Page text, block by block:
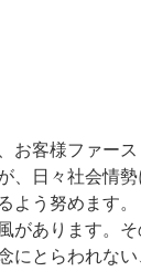
お客様ファー
、日々社会情
よう努めます。
があります。
にとらわれな